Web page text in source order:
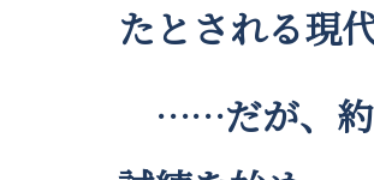
たとされる現
……だが、約